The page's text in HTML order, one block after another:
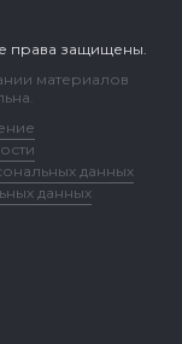
права защищены.
материалов
данных
данных